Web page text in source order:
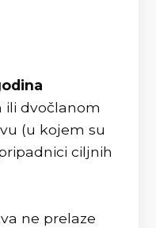
ili dvočlanom
(u kojem su
ciljnih
ne prelaze